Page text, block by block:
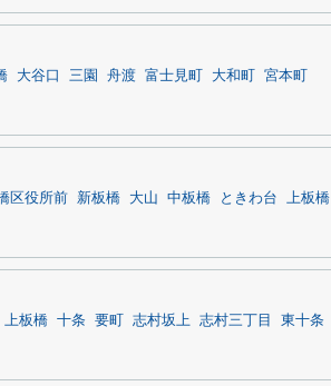
大谷口 三園 舟渡 富士見町 大和町
宮本町
区役所前 新板橋 大山 中板橋 ときわ台
上板橋
上板橋 十条 要町 志村坂上 志村三丁目
東十条